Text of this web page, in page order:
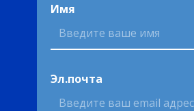
Имя
Эл.почта